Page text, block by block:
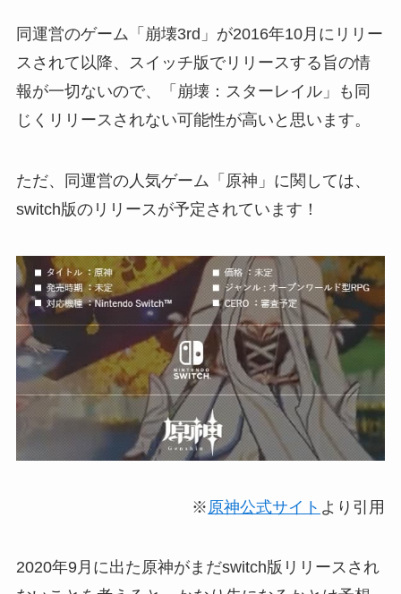
同運営のゲーム「崩壊3rd」が2016年10月にリリー
スされて以降、スイッチ版でリリースする旨の情
報が一切ないので、
「崩壊：スターレイル」も同
じくリリースされない可能性が高い と思います。
ただ、
同運営の人気ゲーム「原神」に関しては、
switch版のリリースが予定 されています！
※ 原神公式サイト より引用
2020年9月に出た原神がまだswitch版リリースされ